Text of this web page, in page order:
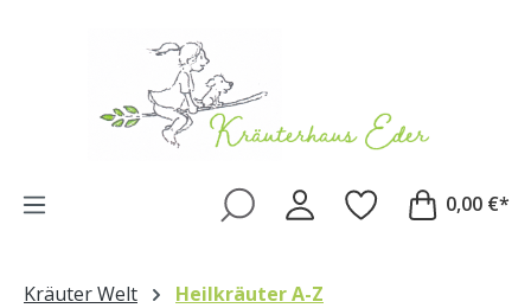
0,00 €*
Kräuter Welt Heilkräuter A-Z